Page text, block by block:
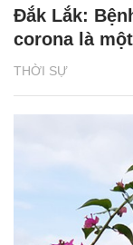
THỜI SỰ
Đắk Lắk:
corona là